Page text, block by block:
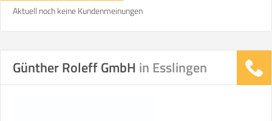
Aktuell noch keine Kundenmeinungen
Günther Roleff GmbH in Esslingen